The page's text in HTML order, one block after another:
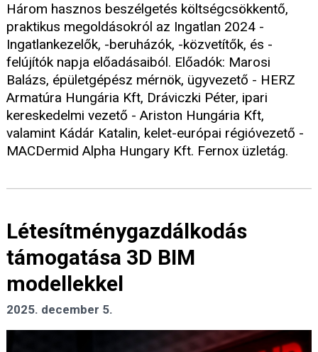
Három hasznos beszélgetés költségcsökkentő,
praktikus megoldásokról az Ingatlan 2024 -
Ingatlankezelők, -beruházók, -közvetítők, és -
felújítók napja előadásaiból. Előadók: Marosi
Balázs, épületgépész mérnök, ügyvezető - HERZ
Armatúra Hungária Kft, Dráviczki Péter, ipari
kereskedelmi vezető - Ariston Hungária Kft,
valamint Kádár Katalin, kelet-európai régióvezető -
MACDermid Alpha Hungary Kft. Fernox üzletág.
Létesítménygazdálkodás
támogatása 3D BIM
modellekkel
2025. december 5.